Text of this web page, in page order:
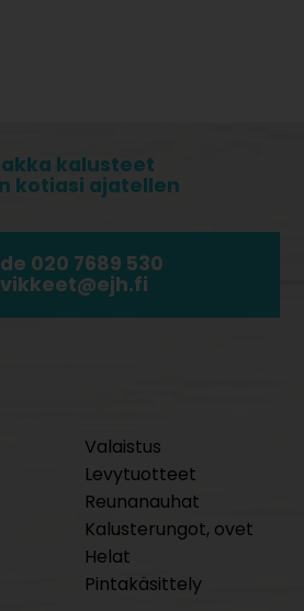
kalusteet
kotiasi ajatellen
020 7689 530
Valaistus
Levytuotteet
Reunanauhat
Kalusterungot, ovet
Helat
Pintakäsittely